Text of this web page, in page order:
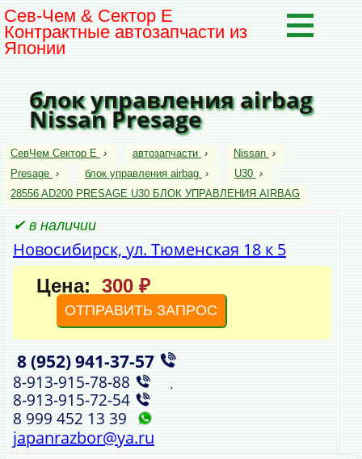
Сев-Чем & Сектор Е
Контрактные автозапчасти из
Японии
блок управления airbag
Nissan Presage
СевЧем Сектор Е › автозапчасти › Nissan ›
Presage › блок управления airbag › U30 ›
28556 AD200 PRESAGE U30 БЛОК УПРАВЛЕНИЯ AIRBAG
✔ в наличии
Новосибирск, ул. Тюменская 18 к 5
Цена: 300 ₽
ОТПРАВИТЬ ЗАПРОС
8 (952)941‑37‑57 ,
8‑913‑915‑78‑88 ,
8‑913‑915‑72‑54
8 999 452 13 39
japanrazbor@ya.ru